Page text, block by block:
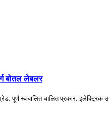
बोतल लेबलर
पूर्ण स्वचालित चालित प्रकार: